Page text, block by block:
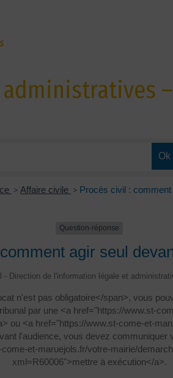
administratives
> Affaire civile > Procès civil :
Question-réponse
agir seul
- Direction de l'information légale et
n'est pas obligatoire</span>, vous
par une <a href="https://www.st-
ou <a href="https://www.st-come-et-
l'audience, vous devez
et-maruejols.fr/votre-mairie/
xml=R60006">mettre à exécution</a>.